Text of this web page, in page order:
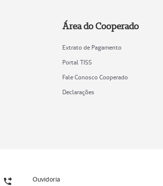
Área do Cooperado
Extrato de Pagamento
Portal TISS
Fale Conosco Cooperado
Declarações
Ouvidoria